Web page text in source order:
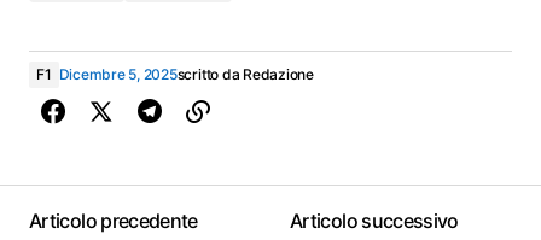
F1 Dicembre 5, 2025scritto da Redazione
Articolo precedente
Articolo successivo